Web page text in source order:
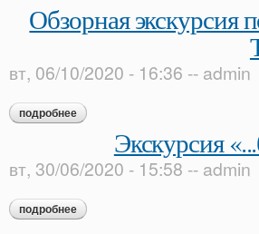
Обзорная экскурсия
вт, 06/10/2020 - 16:36 -- admin
подробнее о обзорная экскурсия по
Экскурсия
вт, 30/06/2020 - 15:58 -- admin
подробнее о экскурсия «...будь заодно с